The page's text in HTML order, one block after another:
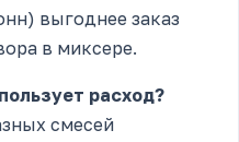
выгоднее заказ
в миксере.
расход?
смесей